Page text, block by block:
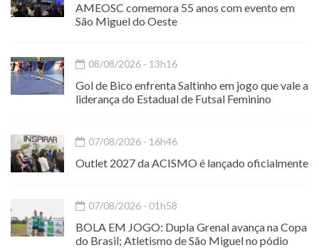
AMEOSC comemora 55 anos com evento em
São Miguel do Oeste
08/08/2026 - 13h16
Gol de Bico enfrenta Saltinho em jogo que vale a
liderança do Estadual de Futsal Feminino
07/08/2026 - 16h46
Outlet 2027 da ACISMO é lançado oficialmente
07/08/2026 - 01h58
BOLA EM JOGO: Dupla Grenal avança na Copa
do Brasil; Atletismo de São Miguel no pódio